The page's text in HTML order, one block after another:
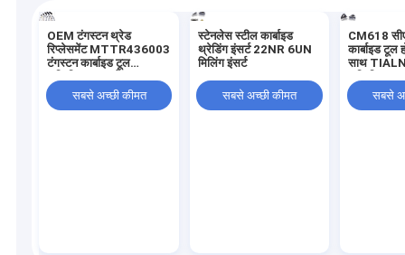
OEM टंगस्टन थ्रेड
रिप्लेसमेंट MTTR436003
टंगस्टन कार्बाइड टूल
सबसे अच्छी कीमत
स्टेनलेस स्टील कार्बाइड
थ्रेडिंग इंसर्ट 22NR 6UN
मिलिंग इंसर्ट
सबसे अच्छी कीमत
CM618
कार्बाइड
साथ
सबसे